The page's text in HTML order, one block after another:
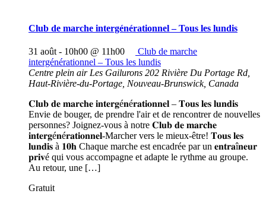
Club de marche intergénérationnel – Tous les lundis
31 août - 10h00 @ 11h00
Club de marche
intergénérationnel – Tous les lundis
Centre plein air Les Gailurons 202 Rivière Du Portage Rd,
Haut-Rivière-du-Portage, Nouveau-Brunswick, Canada
𝐂𝐥𝐮𝐛 𝐝𝐞 𝐦𝐚𝐫𝐜𝐡𝐞 𝐢𝐧𝐭𝐞𝐫𝐠é𝐧é𝐫𝐚𝐭𝐢𝐨𝐧𝐧𝐞𝐥 – 𝐓𝐨𝐮𝐬 𝐥𝐞𝐬 𝐥𝐮𝐧𝐝𝐢𝐬
Envie de bouger, de prendre l'air et de rencontrer de nouvelles
personnes? Joignez-vous à notre 𝐂𝐥𝐮𝐛 𝐝𝐞 𝐦𝐚𝐫𝐜𝐡𝐞
𝐢𝐧𝐭𝐞𝐫𝐠é𝐧é𝐫𝐚𝐭𝐢𝐨𝐧𝐧𝐞𝐥-Marcher vers le mieux-être! 𝐓𝐨𝐮𝐬 𝐥𝐞𝐬
𝐥𝐮𝐧𝐝𝐢𝐬 à 𝟏𝟎𝐡 Chaque marche est encadrée par un 𝐞𝐧𝐭𝐫𝐚î𝐧𝐞𝐮𝐫
𝐩𝐫𝐢𝐯é qui vous accompagne et adapte le rythme au groupe.
Au retour, une […]
Gratuit